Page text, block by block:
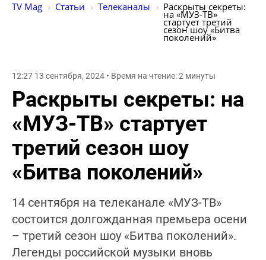
TV Mag Статьи Телеканалы Раскрыты секреты:
на «МУЗ-ТВ»
стартует третий
сезон шоу «Битва
поколений»
12:27 13 сентября, 2024 • Время на чтение: 2 минуты
Раскрыты секреты: на
«МУЗ-ТВ» стартует
третий сезон шоу
«Битва поколений»
14 сентября на телеканале «МУЗ-ТВ»
состоится долгожданная премьера осени
– третий сезон шоу «Битва поколений».
Легенды российской музыки вновь